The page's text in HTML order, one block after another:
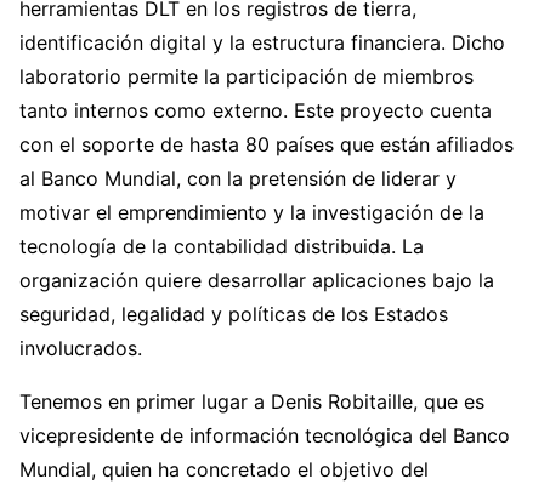
herramientas DLT en los registros de tierra,
identificación digital y la estructura financiera. Dicho
laboratorio permite la participación de miembros
tanto internos como externo. Este proyecto cuenta
con el soporte de hasta 80 países que están afiliados
al Banco Mundial, con la pretensión de liderar y
motivar el emprendimiento y la investigación de la
tecnología de la contabilidad distribuida. La
organización quiere desarrollar aplicaciones bajo la
seguridad, legalidad y políticas de los Estados
involucrados.
Tenemos en primer lugar a Denis Robitaille, que es
vicepresidente de información tecnológica del Banco
Mundial, quien ha concretado el objetivo del